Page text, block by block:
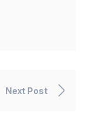
Next Post